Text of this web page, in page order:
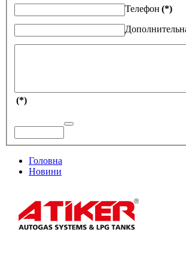
Телефон (*)
(*)
Головна
Новини